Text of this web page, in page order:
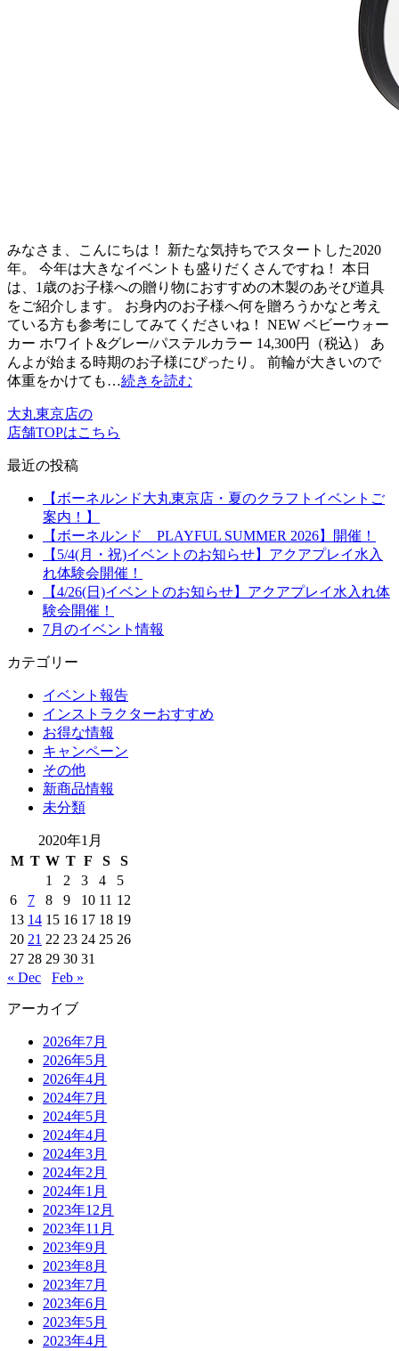
みなさま、こんにちは！ 新たな気持ちでスタートした2020
年。 今年は大きなイベントも盛りだくさんですね！ 本日
は、1歳のお子様への贈り物におすすめの木製のあそび道具
をご紹介します。 お身内のお子様へ何を贈ろうかなと考え
ている方も参考にしてみてくださいね！ NEW ベビーウォー
カー ホワイト&グレー/パステルカラー 14,300円（税込） あ
んよが始まる時期のお子様にぴったり。 前輪が大きいので
体重をかけても…続きを読む
大丸東京店の
店舗TOPはこちら
最近の投稿
【ボーネルンド大丸東京店・夏のクラフトイベントご
案内！】
【ボーネルンド PLAYFUL SUMMER 2026】開催！
【5/4(月・祝)イベントのお知らせ】アクアプレイ水入
れ体験会開催！
【4/26(日)イベントのお知らせ】アクアプレイ水入れ体
験会開催！
7月のイベント情報
カテゴリー
イベント報告
インストラクターおすすめ
お得な情報
キャンペーン
その他
新商品情報
未分類
2020年1月
M T W T F S
S
1
2 3 4
5
6
7 8 9 10 11 12
13 14 15 16 17 18 19
20 21 22 23 24 25 26
27 28 29 30 31
« Dec
Feb »
アーカイブ
2026年7月
2026年5月
2026年4月
2024年7月
2024年5月
2024年4月
2024年3月
2024年2月
2024年1月
2023年12月
2023年11月
2023年9月
2023年8月
2023年7月
2023年6月
2023年5月
2023年4月